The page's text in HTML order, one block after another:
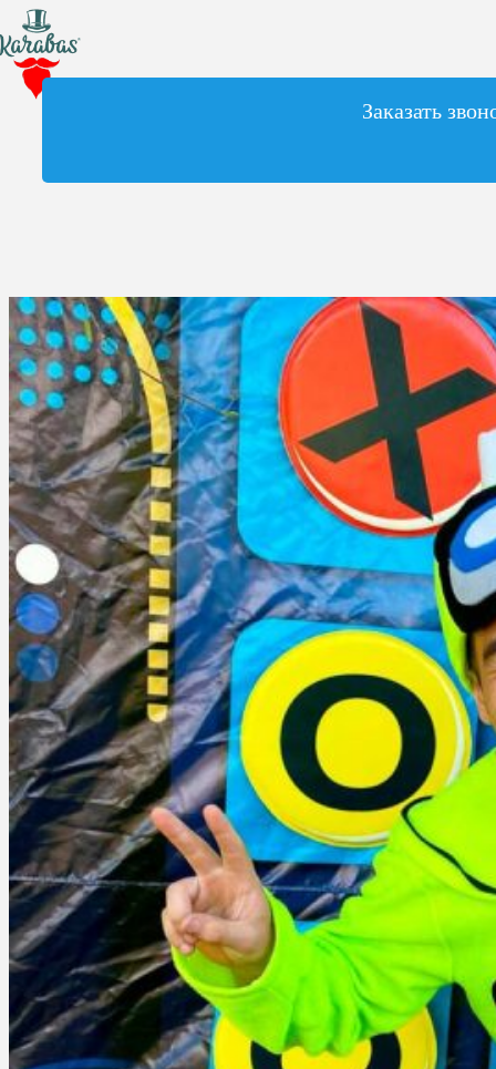
Заказать